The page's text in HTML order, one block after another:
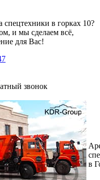
спецтехники в горках 10?
и мы сделаем всё,
для Вас!
звонок
в